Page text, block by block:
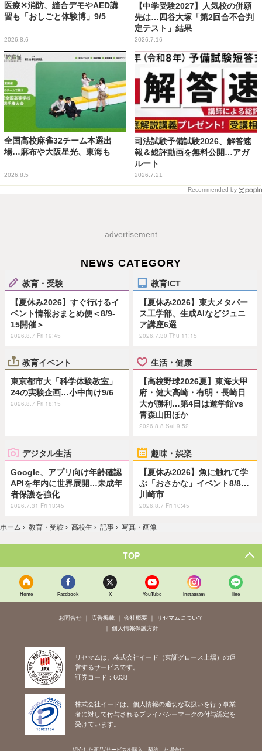
医療✕消防、縫合デモやAED講
習も「おしごと体験博」9/5
2026.8.6
【中学受験2027】人気校の併願
先は…四谷大塚「第2回合不合判
定テスト」結果
2026.7.16
全国高校麻雀32チーム本選出
場…麻布や大阪星光、東海も
2026.8.5
司法試験予備試験2026、解答速
報＆総評動画を無料公開…アガ
ルート
2026.7.21
Recommended by
advertisement
NEWS CATEGORY
教育・受験
【夏休み2026】すぐ行けるイ
ベント情報おまとめ便＜8/9-
15開催＞
2026.8.7 Fri 19:45
教育ICT
【夏休み2026】東大メタバー
ス工学部、生成AIなどジュニ
ア講座6選
2026.7.30 Thu 11:15
教育イベント
東京都市大「科学体験教室」
24の実験企画…小中向け9/6
2026.8.7 Fri 18:15
生活・健康
【高校野球2026夏】東海大甲
府・健大高崎・有明・長崎日
大が勝利…第4日は遊学館vs
青森山田ほか
2026.8.8 Sat 9:52
デジタル生活
Google、アプリ向け年齢確認
APIを年内に世界展開…未成年
者保護を強化
2026.7.31 Fri 13:45
趣味・娯楽
【夏休み2026】魚に触れて学
ぶ「おさかな」イベント8/8…
川崎市
2026.8.7 Fri 10:45
ホーム › 教育・受験 › 高校生 › 記事 › 写真・画像
TOP
Home Facebook X YouTube Instagram line
お問合せ 広告掲載 会社概要
リセマムについて
個人情報保護方針
リセマムは、株式会社イード（東証グロース上場）の運
営するサービスです。
証券コード：6038
株式会社イードは、個人情報の適切な取扱いを行う事業
者に対して付与されるプライバシーマークの付与認定を
受けています。